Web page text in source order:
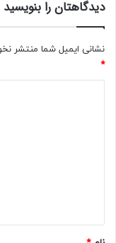
دیدگاهتان را بنویسید
نشانی ایمیل شما منتشر
*